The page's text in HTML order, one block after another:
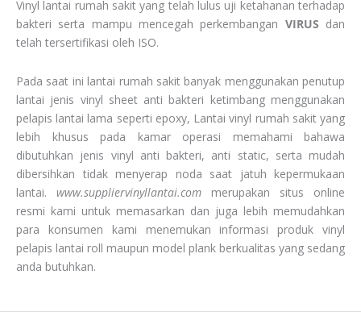
Vinyl lantai rumah sakit yang telah lulus uji ketahanan terhadap
bakteri serta mampu mencegah perkembangan VIRUS dan
telah tersertifikasi oleh ISO.
Pada saat ini lantai rumah sakit banyak menggunakan penutup
lantai jenis vinyl sheet anti bakteri ketimbang menggunakan
pelapis lantai lama seperti epoxy, Lantai vinyl rumah sakit yang
lebih khusus pada kamar operasi memahami bahawa
dibutuhkan jenis vinyl anti bakteri, anti static, serta mudah
dibersihkan tidak menyerap noda saat jatuh kepermukaan
lantai. www.suppliervinyllantai.com merupakan situs online
resmi kami untuk memasarkan dan juga lebih memudahkan
para konsumen kami menemukan informasi produk vinyl
pelapis lantai roll maupun model plank berkualitas yang sedang
anda butuhkan.